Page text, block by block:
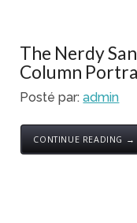
The Nerdy
Column
Posté par: admin
CONTINUE READING →